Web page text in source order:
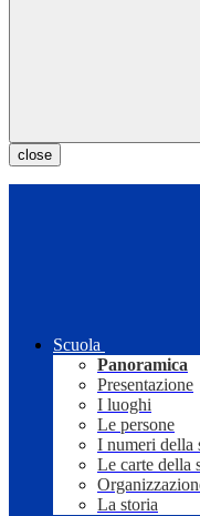
close
Scuola
Panoramica
Presentazione
I luoghi
Le persone
I numeri della
Le carte della
La storia